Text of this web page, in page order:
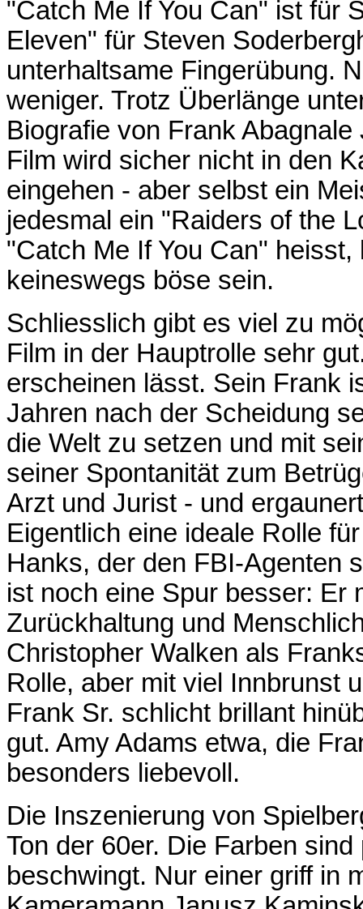
"Catch Me If You Can" ist für
Eleven" für Steven
unterhaltsame Fingerübung.
weniger. Trotz Überlänge
Biografie von Frank
Film wird sicher nicht in den
eingehen - aber selbst ein
jedesmal ein "Raiders of the
"Catch Me If You Can"
keineswegs böse sein.
Schliesslich gibt es viel zu
Film in der Hauptrolle sehr
erscheinen lässt. Sein Frank
Jahren nach der Scheidung
die Welt zu setzen und mit
seiner Spontanität zum
Arzt und Jurist - und
Eigentlich eine ideale Rolle
Hanks, der den FBI-Agenten
ist noch eine Spur besser: Er
Zurückhaltung und
Christopher Walken als
Rolle, aber mit viel Innbrunst
Frank Sr. schlicht brillant
gut. Amy Adams etwa, die
besonders liebevoll.
Die Inszenierung von
Ton der 60er. Die Farben
beschwingt. Nur einer griff in